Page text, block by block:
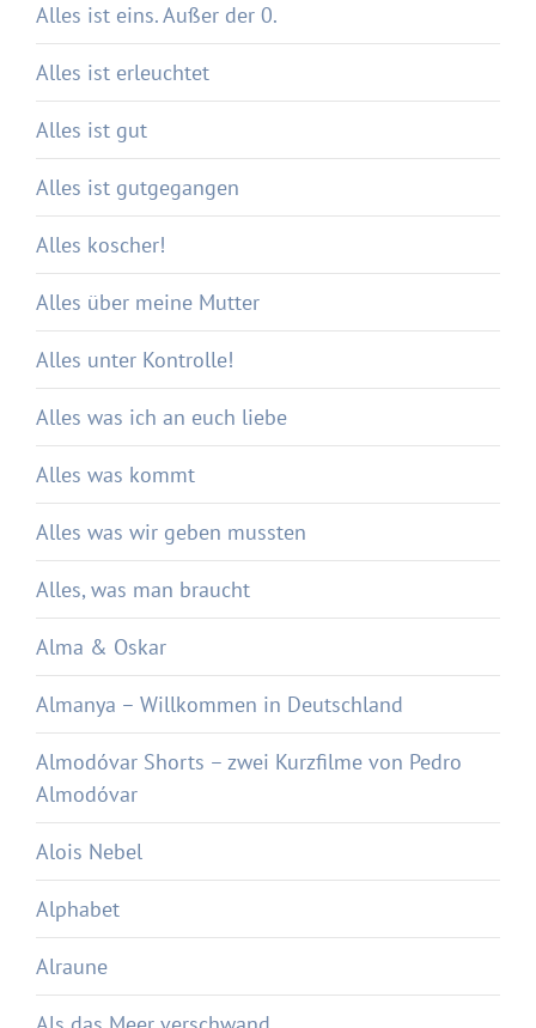
Alles ist eins. Außer der 0.
Alles ist erleuchtet
Alles ist gut
Alles ist gutgegangen
Alles koscher!
Alles über meine Mutter
Alles unter Kontrolle!
Alles was ich an euch liebe
Alles was kommt
Alles was wir geben mussten
Alles, was man braucht
Alma & Oskar
Almanya – Willkommen in Deutschland
Almodóvar Shorts – zwei Kurzfilme von Pedro
Almodóvar
Alois Nebel
Alphabet
Alraune